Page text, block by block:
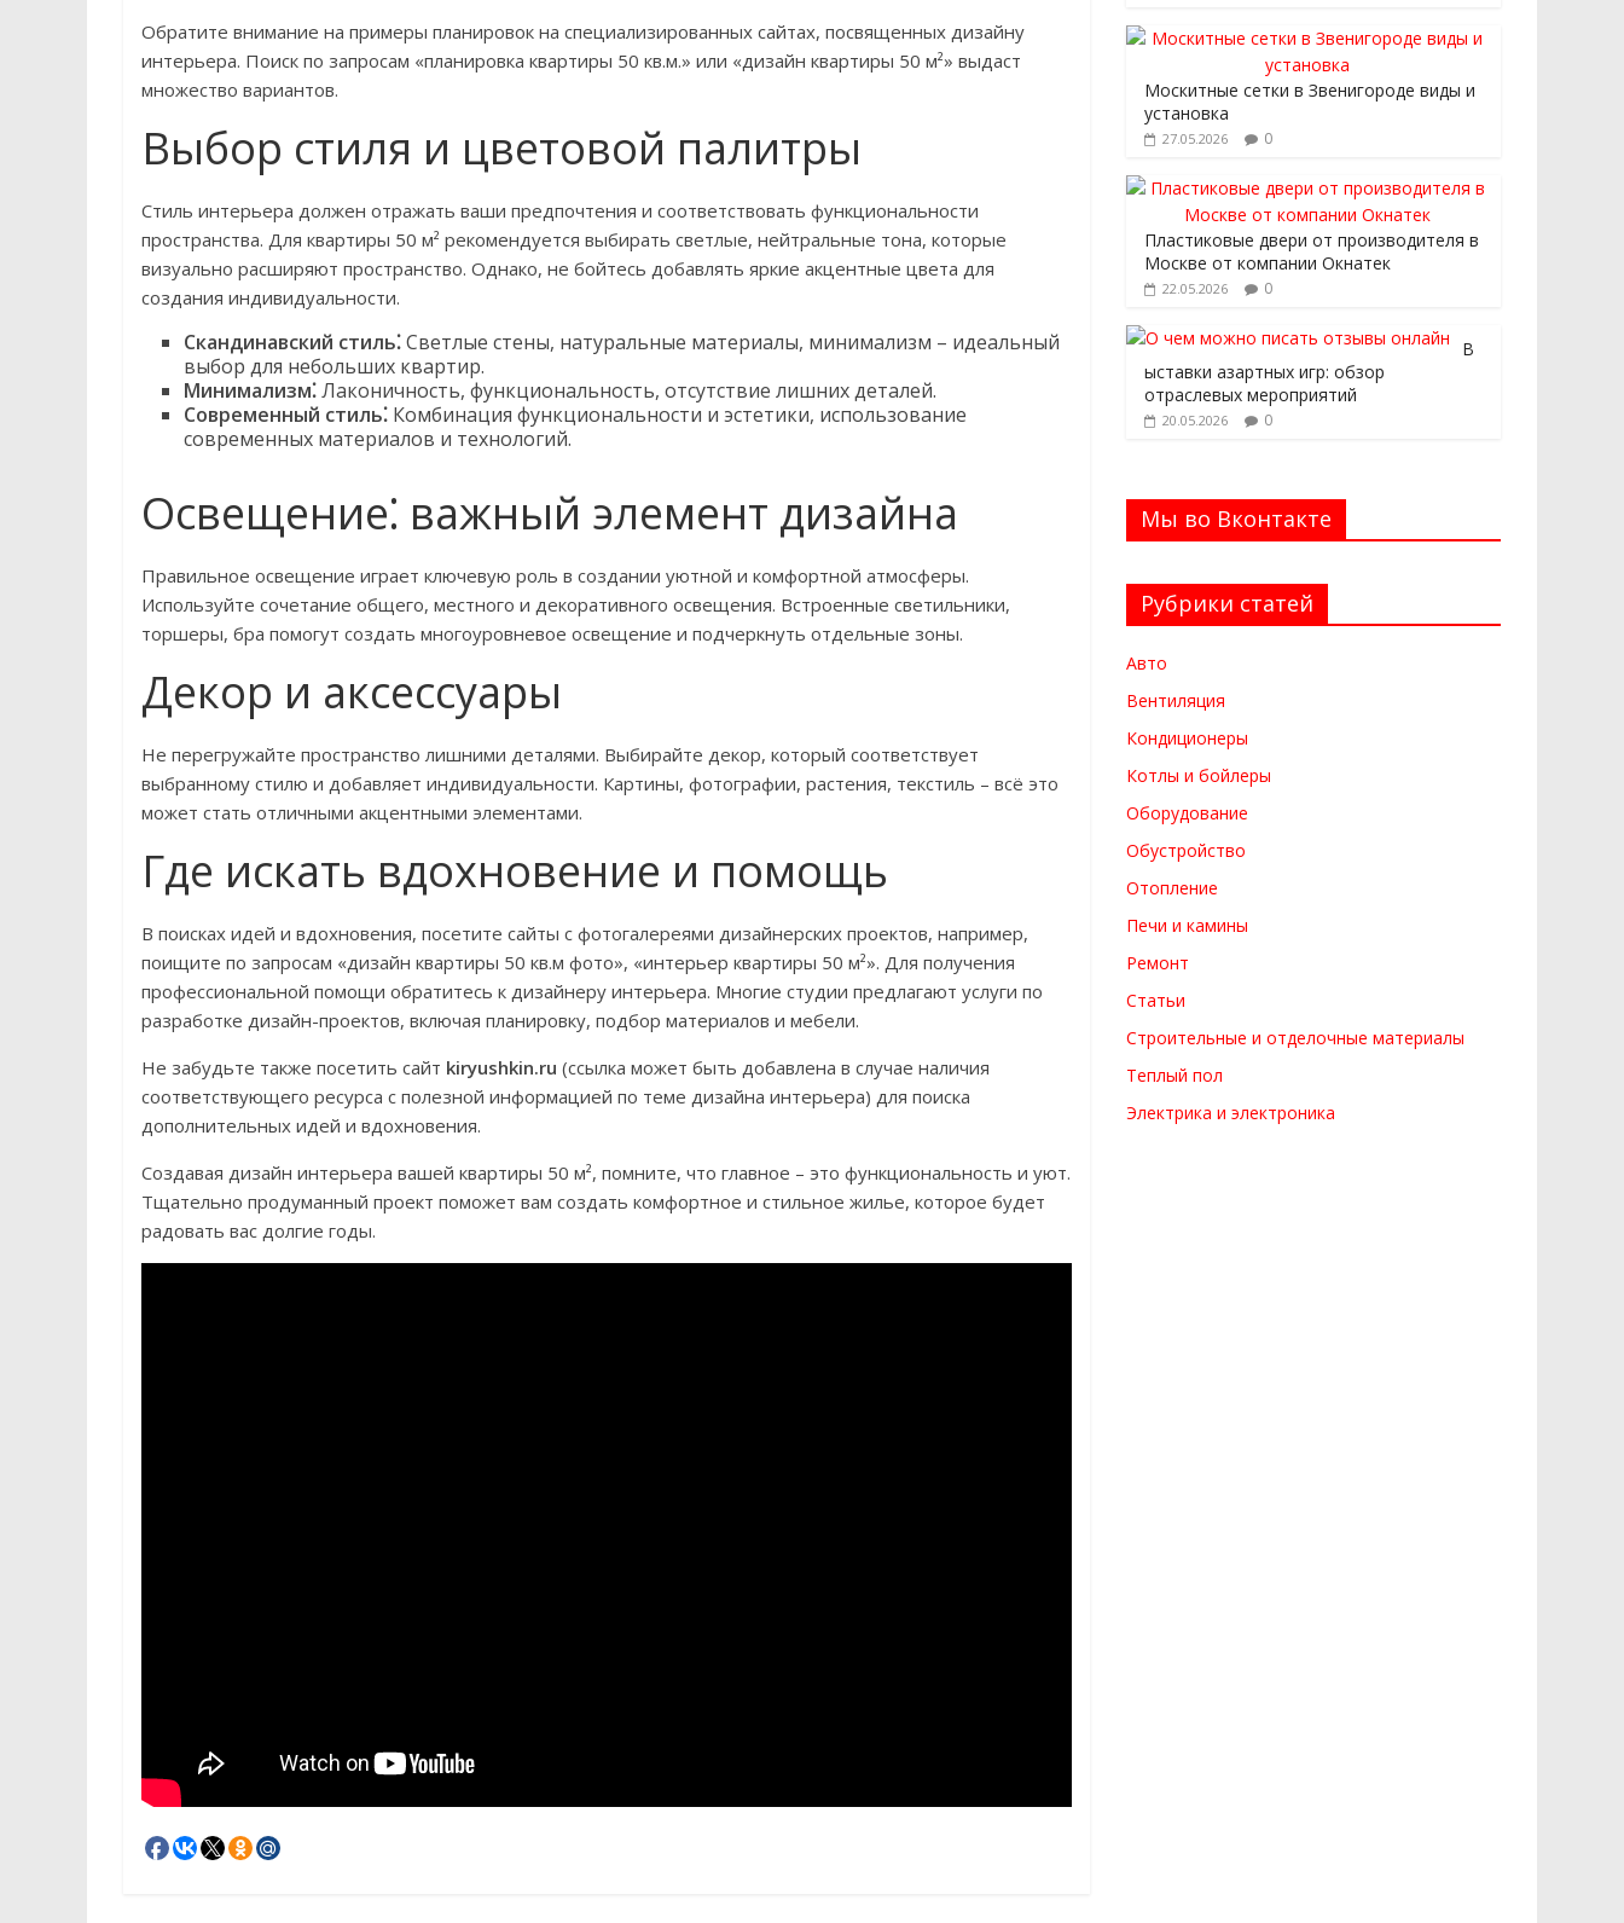
Обратите внимание на примеры планировок на специализированных сайтах, посвященных дизайну
интерьера. Поиск по запросам «планировка квартиры 50 кв.м.» или «дизайн квартиры 50 м²» выдаст
множество вариантов.
Выбор стиля и цветовой палитры
Стиль интерьера должен отражать ваши предпочтения и соответствовать функциональности
пространства. Для квартиры 50 м² рекомендуется выбирать светлые, нейтральные тона, которые
визуально расширяют пространство. Однако, не бойтесь добавлять яркие акцентные цвета для
создания индивидуальности.
Скандинавский стиль⁚Светлые стены, натуральные материалы, минимализм – идеальный
выбор для небольших квартир.
Минимализм⁚Лаконичность, функциональность, отсутствие лишних деталей.
Современный стиль⁚ Комбинация функциональности и эстетики, использование
современных материалов и технологий.
Освещение⁚ важный элемент дизайна
Правильное освещение играет ключевую роль в создании уютной и комфортной атмосферы.
Используйте сочетание общего, местного и декоративного освещения. Встроенные светильники,
торшеры, бра помогут создать многоуровневое освещение и подчеркнуть отдельные зоны.
Декор и аксессуары
Не перегружайте пространство лишними деталями. Выбирайте декор, который соответствует
выбранному стилю и добавляет индивидуальности. Картины, фотографии, растения, текстиль – всё это
может стать отличными акцентными элементами.
Где искать вдохновение и помощь
В поисках идей и вдохновения, посетите сайты с фотогалереями дизайнерских проектов, например,
поищите по запросам «дизайн квартиры 50 кв.м фото», «интерьер квартиры 50 м²». Для получения
профессиональной помощи обратитесь к дизайнеру интерьера. Многие студии предлагают услуги по
разработке дизайн-проектов, включая планировку, подбор материалов и мебели.
Не забудьте также посетить сайт kiryushkin.ru (ссылка может быть добавлена в случае наличия
соответствующего ресурса с полезной информацией по теме дизайна интерьера) для поиска
дополнительных идей и вдохновения.
Создавая дизайн интерьера вашей квартиры 50 м², помните, что главное – это функциональность и уют.
Тщательно продуманный проект поможет вам создать комфортное и стильное жилье, которое будет
радовать вас долгие годы.
Москитные сетки в Звенигороде виды и
установка
27.05.2026 0
Пластиковые двери от производителя в
Москве от компании Окнатек
22.05.2026 0
В
ыставки азартных игр: обзор
отраслевых мероприятий
20.05.2026 0
Мы во Вконтакте
Рубрики статей
Авто
Вентиляция
Кондиционеры
Котлы и бойлеры
Оборудование
Обустройство
Отопление
Печи и камины
Ремонт
Статьи
Строительные и отделочные материалы
Теплый пол
Электрика и электроника